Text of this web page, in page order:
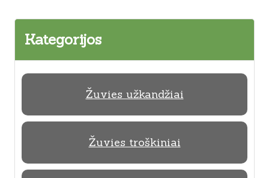
Kategorijos
Žuvies užkandžiai
Žuvies troškiniai